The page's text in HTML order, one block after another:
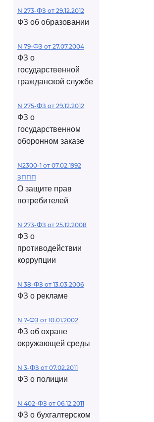
N 273-ФЗ от 29.12.2012
ФЗ об образовании
N 79-ФЗ от 27.07.2004
ФЗ о
государственной
гражданской службе
N 275-ФЗ от 29.12.2012
ФЗ о
государственном
оборонном заказе
N2300-1 от 07.02.1992
ЗППП
О защите прав
потребителей
N 273-ФЗ от 25.12.2008
ФЗ о
противодействии
коррупции
N 38-ФЗ от 13.03.2006
ФЗ о рекламе
N 7-ФЗ от 10.01.2002
ФЗ об охране
окружающей среды
N 3-ФЗ от 07.02.2011
ФЗ о полиции
N 402-ФЗ от 06.12.2011
ФЗ о бухгалтерском